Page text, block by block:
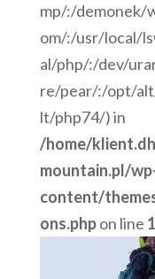
mp/:/demonek/
om/:/usr/local/
al/php/:/dev/
re/pear/:/opt/
lt/php74/) in
/home/
mountain.pl/
content/
ons.phpon line